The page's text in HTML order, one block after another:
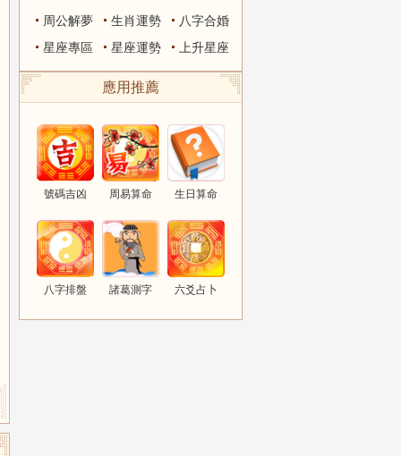
周公解夢 生肖運勢
八字合婚
星座專區
星座運勢 上升星座
應用推薦
號碼吉凶 周易算命 生日算命
八字排盤 諸葛測字 六爻占卜